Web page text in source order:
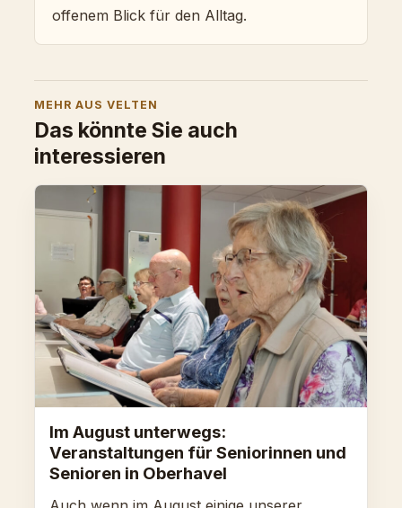
offenem Blick für den Alltag.
MEHR AUS VELTEN
Das könnte Sie auch
interessieren
Im August unterwegs:
Veranstaltungen für Seniorinnen und
Senioren in Oberhavel